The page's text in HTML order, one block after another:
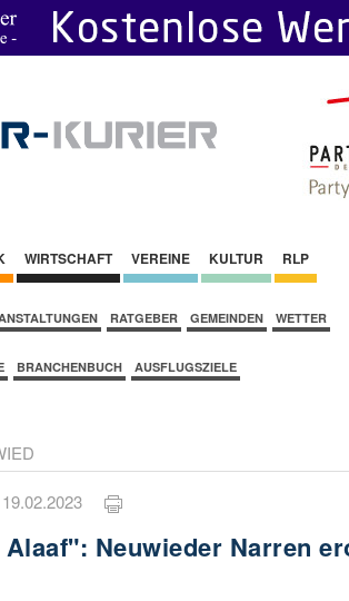
WIRTSCHAFT VEREINE KULTUR RLP
RATGEBER GEMEINDEN WETTER
BRANCHENBUCH AUSFLUGSZIELE
19.02.2023
Neuwieder Narren